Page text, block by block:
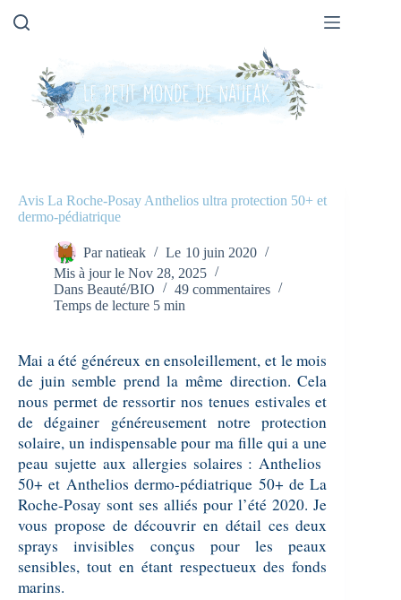
Avis La Roche-Posay Anthelios ultra protection 50+ et
dermo-pédiatrique
Par natieak Le 10 juin 2020
Mis à jour le Nov 28, 2025
Dans Beauté/BIO
49 commentaires
Temps de lecture 5 min
Mai a été généreux en ensoleillement, et le mois
de juin semble prend la même direction. Cela
nous permet de ressortir nos tenues estivales et
de dégainer généreusement notre protection
solaire, un indispensable pour ma fille qui a une
peau sujette aux allergies solaires : Anthelios
50+ et Anthelios dermo-pédiatrique 50+ de La
Roche-Posay sont ses alliés pour l’été 2020. Je
vous propose de découvrir en détail ces deux
sprays invisibles conçus pour les peaux
sensibles, tout en étant respectueux des fonds
marins.